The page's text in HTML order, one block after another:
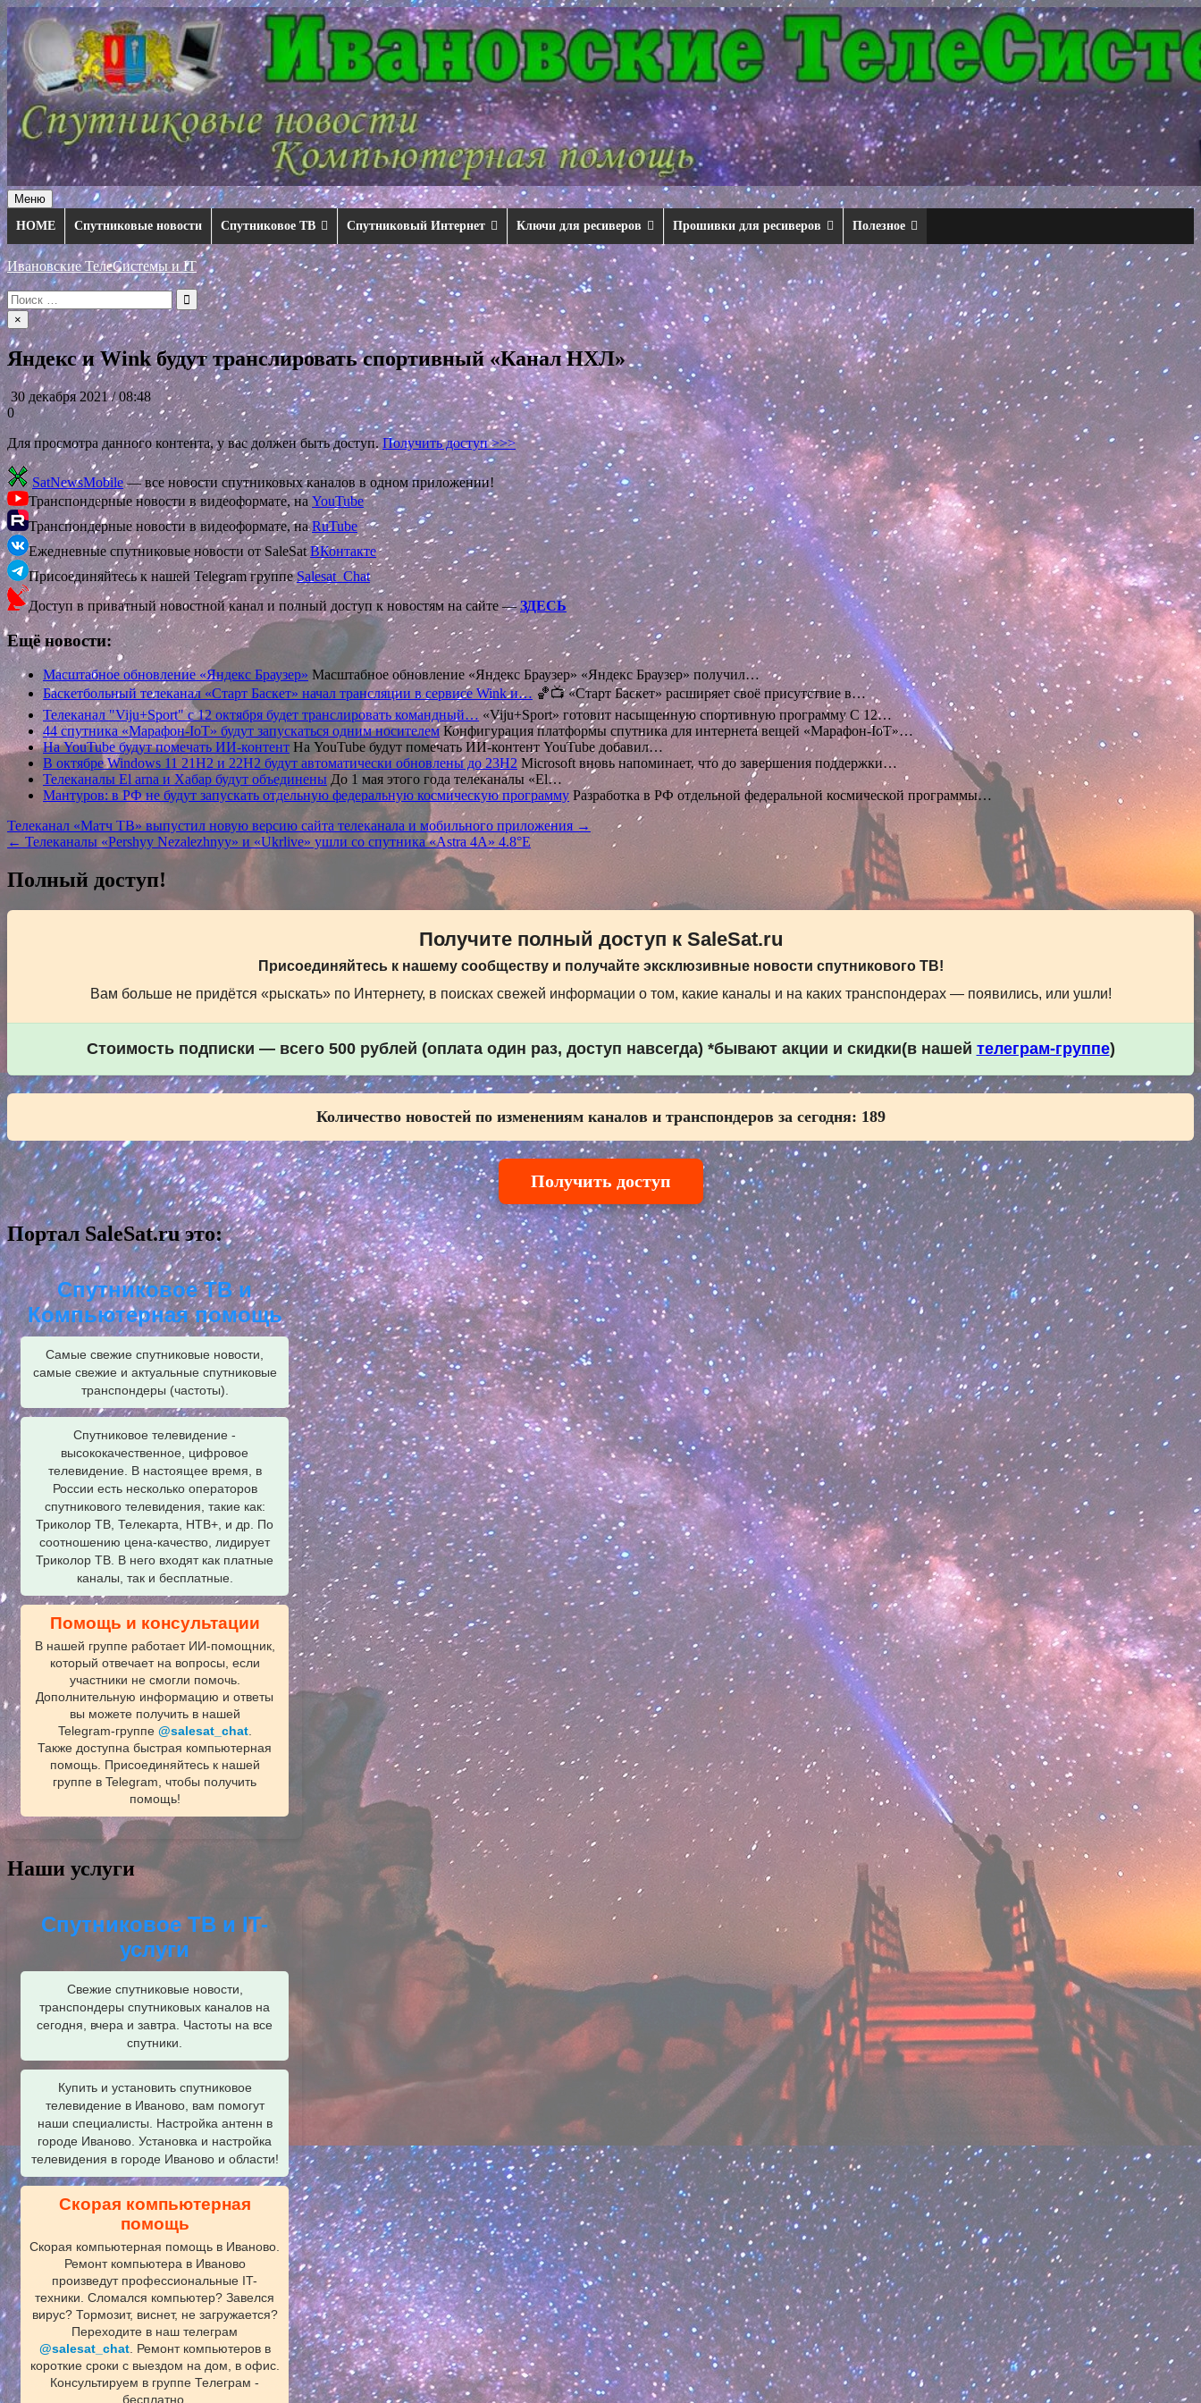
Перейти
к
содержимому
Меню
HOME
Спутниковые новости Спутниковое ТВ Спутниковый Интернет Ключи для ресиверов Прошивки для ресиверов Полезное
Ивановские ТелеСистемы и IT
Искать:
×
Яндекс и Wink будут транслировать спортивный «Канал НХЛ»
30 декабря 2021 / 08:48
0
Для просмотра данного контента, у вас должен быть доступ.Получить доступ >>>
SatNewsMobile— все новости спутниковых каналов в одном приложении!
Транспондерные новости в видеоформате, на YouTube
Транспондерные новости в видеоформате, наRuTube
Ежедневные спутниковые новости от SaleSatВКонтакте
Присоединяйтесь к нашей Telegram группеSalesat_Chat
Доступ в приватный новостной канал и полный доступ к новостям на сайте —ЗДЕСЬ
Ещё новости:
Масштабное обновление «Яндекс Браузер» Масштабное обновление «Яндекс Браузер» «Яндекс Браузер» получил…
Баскетбольный телеканал «Старт Баскет» начал трансляции в сервисе Wink и… 🏀📺 «Старт Баскет» расширяет своё присутствие в…
Телеканал "Viju+Sport" с 12 октября будет транслировать командный… «Viju+Sport» готовит насыщенную спортивную программу С 12…
44 спутника «Марафон-IoT» будут запускаться одним носителем Конфигурация платформы спутника для интернета вещей «Марафон-IoT»…
На YouTube будут помечать ИИ-контент На YouTube будут помечать ИИ-контент YouTube добавил…
В октябре Windows 11 21H2 и 22H2 будут автоматически обновлены до 23H2 Microsoft вновь напоминает, что до завершения поддержки…
Телеканалы El arna и Хабар будут объединены До 1 мая этого года телеканалы «El…
Мантуров: в РФ не будут запускать отдельную федеральную космическую программу Разработка в РФ отдельной федеральной космической программы…
Навигация
по
записям
Телеканал «Матч ТВ» выпустил новую версию сайта телеканала и мобильного приложения →
← Телеканалы «Pershyy Nezalezhnyy» и «Ukrlive» ушли со спутника «Astra 4A» 4.8°E
Полный доступ!
Получите полный доступ к SaleSat.ru
Присоединяйтесь к нашему сообществу и получайте эксклюзивные новости спутникового ТВ!
Вам больше не придётся «рыскать» по Интернету, в поисках свежей информации о том, какие каналы и на каких транспондерах — появились, или ушли!
Стоимость подписки — всего 500 рублей (оплата один раз, доступ навсегда) *бывают акции и скидки(в нашей телеграм-группе)
Количество новостей по изменениям каналов и транспондеров за сегодня: 189
Получить доступ
Портал SaleSat.ru это:
Спутниковое ТВ и
Компьютерная помощь
Самые свежие спутниковые новости,
самые свежие и актуальные спутниковые
транспондеры (частоты).
Спутниковое телевидение -
высококачественное, цифровое
телевидение. В настоящее время, в
России есть несколько операторов
спутникового телевидения, такие как:
Триколор ТВ, Телекарта, НТВ+, и др. По
соотношению цена-качество, лидирует
Триколор ТВ. В него входят как платные
каналы, так и бесплатные.
Помощь и консультации
В нашей группе работает ИИ‑помощник,
который отвечает на вопросы, если
участники не смогли помочь.
Дополнительную информацию и ответы
вы можете получить в нашей
Telegram‑группе @salesat_chat.
Также доступна быстрая компьютерная
помощь. Присоединяйтесь к нашей
группе в Telegram, чтобы получить
помощь!
Наши услуги
Спутниковое ТВ и IT-
услуги
Свежие спутниковые новости,
транспондеры спутниковых каналов на
сегодня, вчера и завтра. Частоты на все
спутники.
Купить и установить спутниковое
телевидение в Иваново, вам помогут
наши специалисты. Настройка антенн в
городе Иваново. Установка и настройка
телевидения в городе Иваново и области!
Скорая компьютерная
помощь
Скорая компьютерная помощь в Иваново.
Ремонт компьютера в Иваново
произведут профессиональные IT-
техники. Сломался компьютер? Завелся
вирус? Тормозит, виснет, не загружается?
Переходите в наш телеграм
@salesat_chat. Ремонт компьютеров в
короткие сроки с выездом на дом, в офис.
Консультируем в группе Телеграм -
бесплатно.